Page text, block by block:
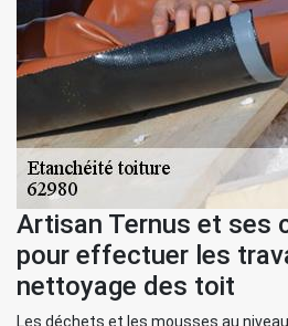
Artisan Ternus et ses
pour effectuer les
nettoyage des toit
Les déchets et les mousses au